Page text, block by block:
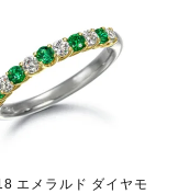
エメラルド ダイヤモ